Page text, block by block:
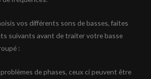
vos différents sons de basses, faites
suivants avant de traiter votre basse
:
de phases, ceux ci peuvent être